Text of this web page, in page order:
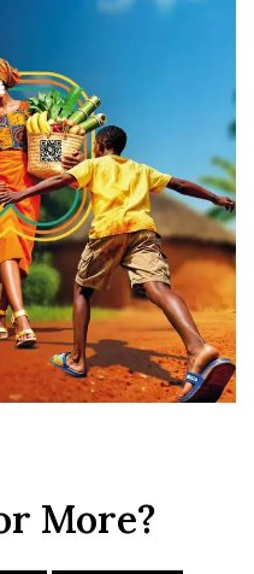
More?